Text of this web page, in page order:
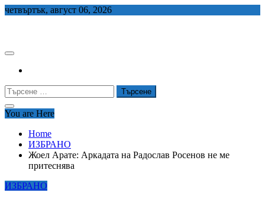
Skip
четвъртък, август 06, 2026
Търсене
за:
You are Here
Home
ИЗБРАНО
Жоел Арате: Аркадата на Радослав Росенов не ме
притеснява
ИЗБРАНО